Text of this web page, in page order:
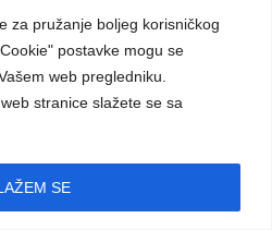
za pružanje boljeg korisničkog
postavke mogu se
web pregledniku.
stranice slažete se sa
SE
Made in Kingdom of God.
1891.